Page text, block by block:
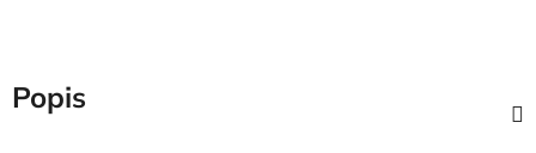
Popis